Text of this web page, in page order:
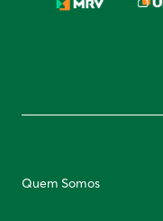
Quem Somos